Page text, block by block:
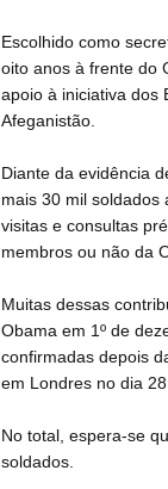
Escolhido como
oito anos à frente do
apoio à iniciativa dos
Afeganistão.
Diante da evidência
mais 30 mil soldados
visitas e consultas
membros ou não da
Muitas dessas
Obama em 1º de
confirmadas depois
em Londres no dia
No total, espera-se
soldados.